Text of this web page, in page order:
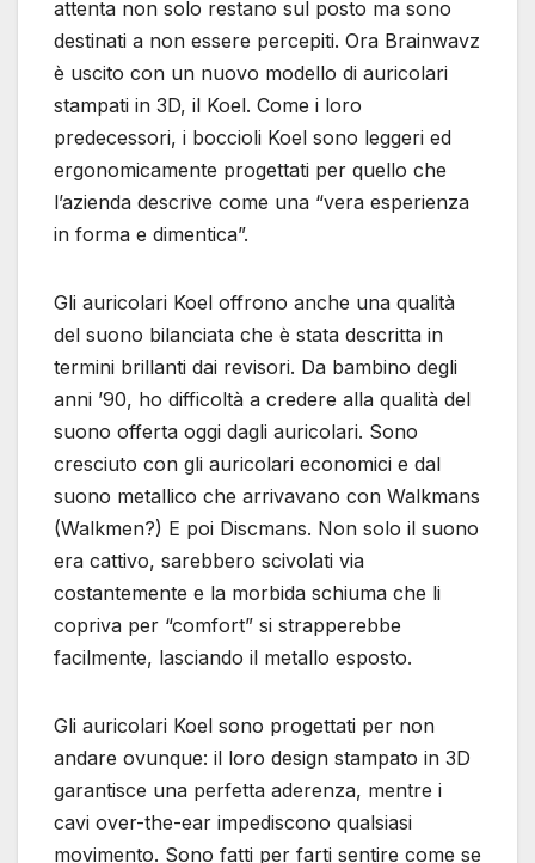
attenta non solo restano sul posto ma sono
destinati a non essere percepiti. Ora Brainwavz
è uscito con un nuovo modello di auricolari
stampati in 3D, il Koel. Come i loro
predecessori, i boccioli Koel sono leggeri ed
ergonomicamente progettati per quello che
l’azienda descrive come una “vera esperienza
in forma e dimentica”.
Gli auricolari Koel offrono anche una qualità
del suono bilanciata che è stata descritta in
termini brillanti dai revisori. Da bambino degli
anni ’90, ho difficoltà a credere alla qualità del
suono offerta oggi dagli auricolari. Sono
cresciuto con gli auricolari economici e dal
suono metallico che arrivavano con Walkmans
(Walkmen?) E poi Discmans. Non solo il suono
era cattivo, sarebbero scivolati via
costantemente e la morbida schiuma che li
copriva per “comfort” si strapperebbe
facilmente, lasciando il metallo esposto.
Gli auricolari Koel sono progettati per non
andare ovunque: il loro design stampato in 3D
garantisce una perfetta aderenza, mentre i
cavi over-the-ear impediscono qualsiasi
movimento. Sono fatti per farti sentire come se